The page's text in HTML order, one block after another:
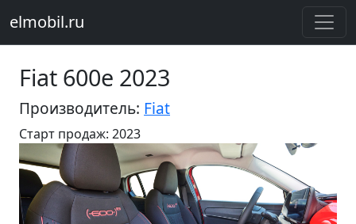
elmobil.ru
Fiat 600e 2023
Производитель: Fiat
Старт продаж: 2023